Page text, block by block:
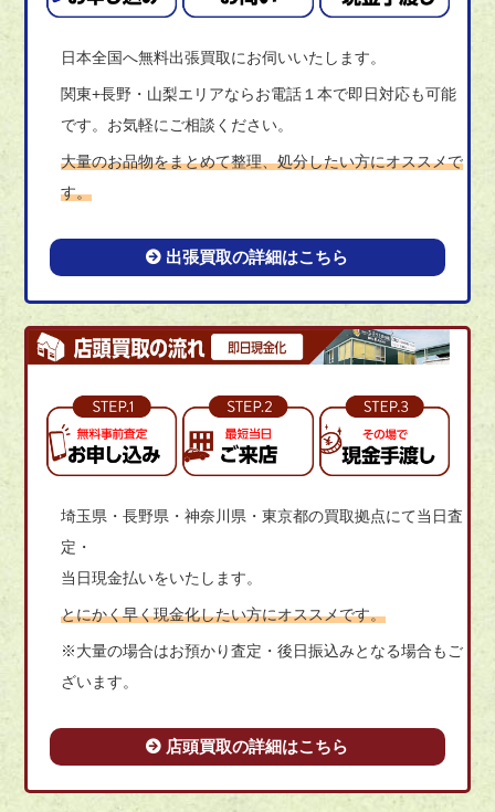
日本全国へ無料出張買取にお伺いいたします。
関東+長野・山梨エリアならお電話１本で即日対応も可能
です。お気軽にご相談ください。
大量のお品物をまとめて整理、処分したい方にオススメで
す。
出張買取の詳細はこちら
埼玉県・長野県・神奈川県・東京都の買取拠点にて当日査
定・
当日現金払いをいたします。
とにかく早く現金化したい方にオススメです。
※大量の場合はお預かり査定・後日振込みとなる場合もご
ざいます。
店頭買取の詳細はこちら